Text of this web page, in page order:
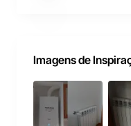
Imagens de